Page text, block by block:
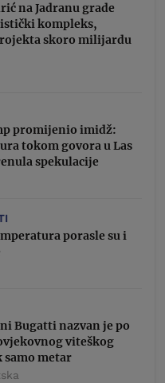
na Jadranu grade
kompleks,
skoro milijardu
promijenio imidž:
tokom govora u Las
spekulacije
porasle su i
Bugatti nazvan je po
viteškog
samo metar